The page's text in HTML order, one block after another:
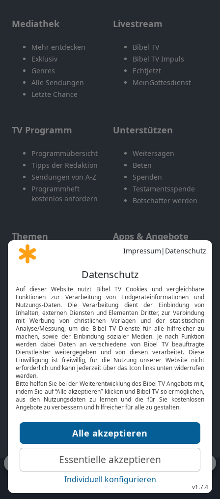
Mediathek
Mehr entdecken
Exklusiv
Genres
Alle Sendungen
Letzte Chance
Livestream
Bibel TV
Bibel TV Impuls
EchtJetzt
MeinGottesdienst
TV Programm
Programmübersicht
Tipps der Redaktion
Sendungen von A-Z
Programmheft
kostenlos anfordern
Unterstützen
Weitersagen
Beten
Spenden
Testamentsspende
Botschafter werden
Themen
Gott und Bibel erklärt
Neuigkeiten
Apps & Angebote
Mobile App
Smart TV
HbbTV
Bibelthek Online-Bibel
Nächster Gottesdienst
Bibel TV
Über uns
Jobs
Mediadaten
Service
Kontakt
TV-Empfang
bibeltv.de: Impressum
Datenschutz
Nutzungsbedingungen